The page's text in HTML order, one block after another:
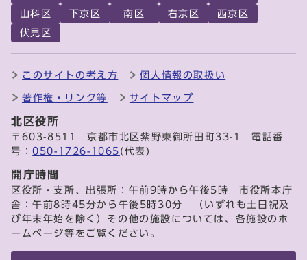
山科区
下京区 南区 右京区
西京区
伏見区
このサイトの考え方 個人情報の取扱い
著作権・リンク等 サイトマップ
北区役所
〒603-8511 京都市北区紫野東御所田町33-1 電話番
号：050-1726-1065 (代表)
開庁時間
区役所・支所、出張所：午前9時から午後5時 市役所本庁
舎：午前8時45分から午後5時30分 （いずれも土日祝及
び年末年始を除く）その他の施設については、各施設のホ
ームページ等をご覧ください。